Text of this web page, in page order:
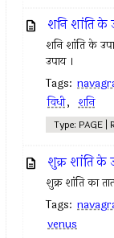
शनि शांति के
शनि शांति के
उपाय ।
Tags:
विधी, शनि
Type: PAGE |
शुक्र शांति के
शुक्र शांति का
Tags:
venus